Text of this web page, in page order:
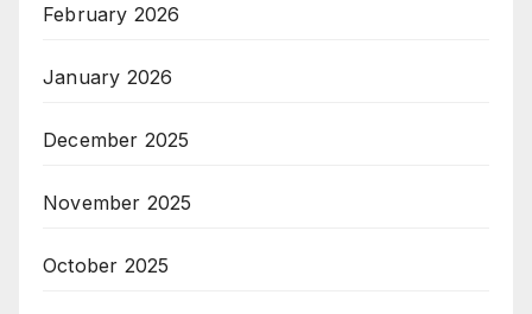
February 2026
January 2026
December 2025
November 2025
October 2025